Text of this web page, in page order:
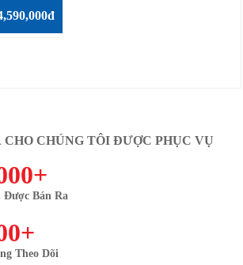
CHÚNG TÔI ĐƯỢC PHỤC VỤ
Được Bán Ra
Theo Dõi